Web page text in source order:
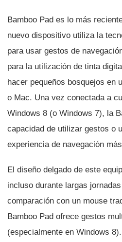
Bamboo Pad es lo más
nuevo dispositivo utiliza la
para usar gestos de
para la utilización de tinta
hacer pequeños bosquejos en
o Mac. Una vez conectada a
Windows 8 (o Windows 7), la
capacidad de utilizar gestos o
experiencia de navegación
El diseño delgado de este
incluso durante largas
comparación con un mouse
Bamboo Pad ofrece gestos
(especialmente en Windows